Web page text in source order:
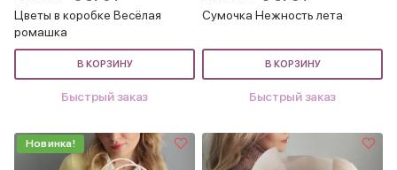
Цветы в коробке Весёлая
ромашка
В КОРЗИНУ
Быстрый заказ
Сумочка Нежность лета
В КОРЗИНУ
Быстрый заказ
Новинка!